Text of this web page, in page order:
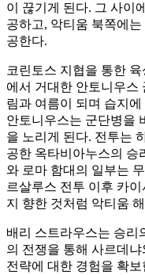
이 끊기게 된다. 그 사이
공하고, 악티움 북쪽에
공한다.
코린토스 지협을 통한
에서 거대한 안토니우스
림과 여름이 되며 습지
안토니우스는 군단병을
을 노리게 된다. 전투는
공한 옥타비아누스의 승
와 로마 함대의 일부는
르살루스 전투 이후 카
지 향한 것처럼 악티움
배리 스트라우스는 승리
의 전쟁을 통해 사르데
전략에 대한 경험을 확